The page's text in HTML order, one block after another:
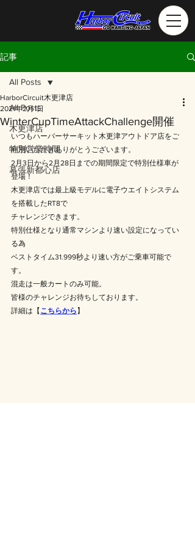
記事
All Posts
木更津店
特別営業時間
幕張新都心店
All Posts
WinterCupTimeAttackChallenge開催
HarborCircuit木更津店
2021年2月1日
いつもハーバーサーキット木更津アウトドア店をご
利用いただきありがとうございます。
2月3日から2月28日までの期間限定で特別仕様車が
登場！
木更津店では最上級モデルに電子ウエイトシステム
を搭載したRT8で
チャレンジできます。
特別仕様となり通常マシンより速い設定になってい
る為
ベストタイム31.999秒より速い方がご乗車可能で
す。
混走は一般カートのみ可能。
皆様のチャレンジお待ちしております。
詳細は【 こちらから 】